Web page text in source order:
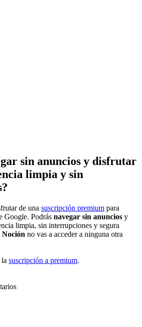
sin anuncios y disfrutar
limpia y sin
de una suscripción premium para
Google. Podrás navegar sin anuncios y
limpia, sin interrupciones y segura
no vas a acceder a ninguna otra
suscripción a premium.